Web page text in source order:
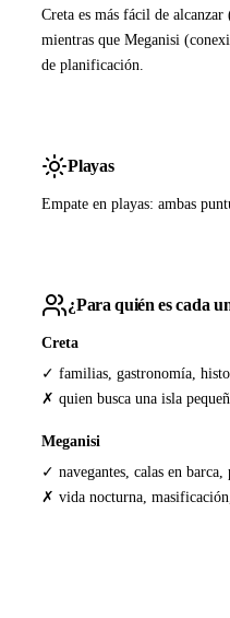
Creta es más fácil de
mientras que Meganisi
de planificación.
Playas
Empate en playas: ambas
¿Para quién es cada
Creta
✓ familias, gastronomía,
✗ quien busca una isla
Meganisi
✓ navegantes, calas en barca,
✗ vida nocturna,